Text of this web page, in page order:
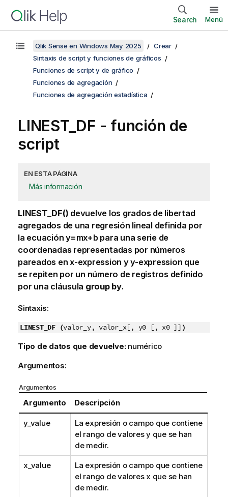
Search Menú
Qlik Sense en Windows May 2025
Crear
Sintaxis de script y funciones de gráficos
Funciones de script y de gráfico
Funciones de agregación
Funciones de agregación estadística
LINEST_DF - función de
script
EN ESTA PÁGINA
Más información
LINEST_DF() devuelve los grados de libertad
agregados de una regresión lineal definida por
la ecuación y=mx+bpara una serie de
coordenadas representadas por números
pareados en x-expression yy-expression que
se repiten por un número de registros definido
por una cláusula group by.
Sintaxis:
LINEST_DF (valor_y, valor_x[, y0 [, x0 ]] )
Tipo de datos que devuelve: numérico
Argumentos:
Argumentos
Argumento Descripción
y_value
La expresión o campo que contiene
el rango de valoresyque se han
de medir.
x_value
La expresión o campo que contiene
el rango de valores x que se han
de medir.